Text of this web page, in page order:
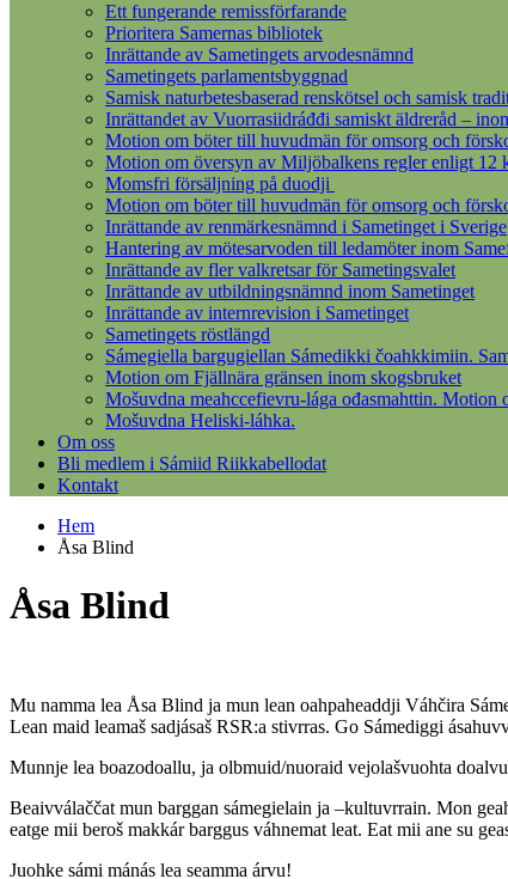
Ett fungerande remissförfarande
Prioritera Samernas bibliotek
Inrättande av Sametingets arvodesnämnd
Sametingets parlamentsbyggnad
Samisk naturbetesbaserad renskötsel och samisk
Inrättandet av Vuorrasiidráđđi samiskt äldreråd –
Motion om böter till huvudmän för omsorg och
Motion om översyn av Miljöbalkens regler enligt 12
Momsfri försäljning på duodji
Motion om böter till huvudmän för omsorg och
Inrättande av renmärkesnämnd i Sametinget i Sverige
Hantering av mötesarvoden till ledamöter inom
Inrättande av fler valkretsar för Sametingsvalet
Inrättande av utbildningsnämnd inom Sametinget
Inrättande av internrevision i Sametinget
Sametingets röstlängd
Sámegiella bargugiellan Sámedikki čoahkkimiin.
Motion om Fjällnära gränsen inom skogsbruket
Mošuvdna meahccefievru-lága ođasmahttin. Motion
Mošuvdna Heliski-láhka.
Om oss
Bli medlem i Sámiid Riikkabellodat
Kontakt
Hem
Åsa Blind
Åsa Blind
Mu namma lea Åsa Blind ja mun lean oahpaheaddji Váhčira
Lean maid leamaš sadjásaš RSR:a stivrras. Go Sámediggi
Munnje lea boazodoallu, ja olbmuid/nuoraid vejolašvuohta
Beaivválaččat mun barggan sámegielain ja –kultuvrrain. Mon
eatge mii beroš makkár barggus váhnemat leat. Eat mii ane su
Juohke sámi mánás lea seamma árvu!